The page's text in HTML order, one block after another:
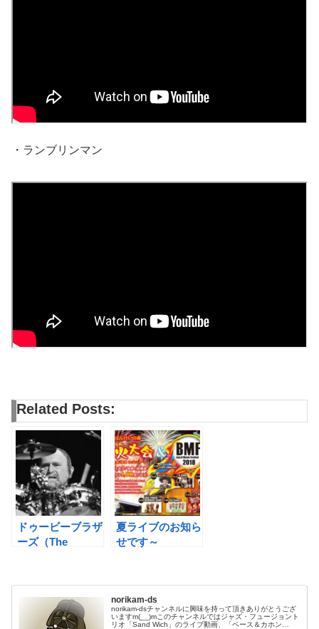
・ランブリンマン
Related Posts:
ドゥービーブラザ
ーズ（The
ラマーが死去
夏ライブのお知ら
せです～
norikam-ds
norikam-dsチャンネルに興味を持って頂きありがとうござ
いますm(__)mこのチャンネルではジャズ・フュージョント
リオ「Sand Wich」のライブ動画、「ベース＆カホン